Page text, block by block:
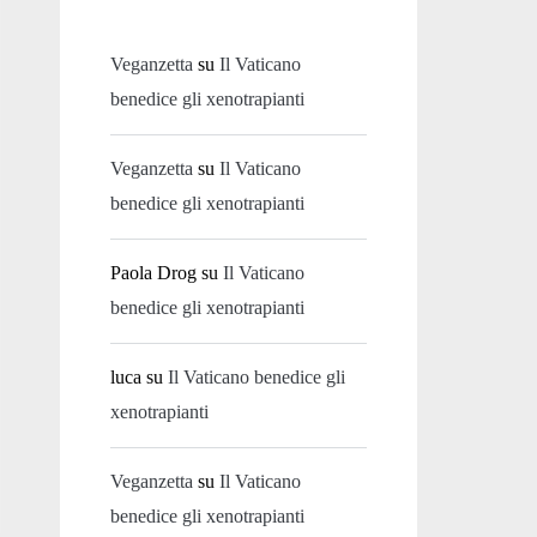
Veganzetta suIl Vaticano
benedice gli xenotrapianti
Veganzetta suIl Vaticano
benedice gli xenotrapianti
Paola Drog suIl Vaticano
benedice gli xenotrapianti
luca suIl Vaticano benedice gli
xenotrapianti
Veganzetta suIl Vaticano
benedice gli xenotrapianti